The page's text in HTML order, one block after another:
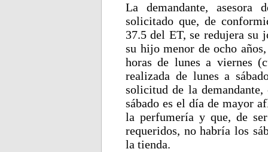
La demandante, asesora
solicitado que, de
37.5 del ET, se redujera su
su hijo menor de ocho
horas de lunes a viernes
realizada de lunes a
solicitud de la
sábado es el día de mayor
la perfumería y que, de
requeridos, no habría los
la tienda.